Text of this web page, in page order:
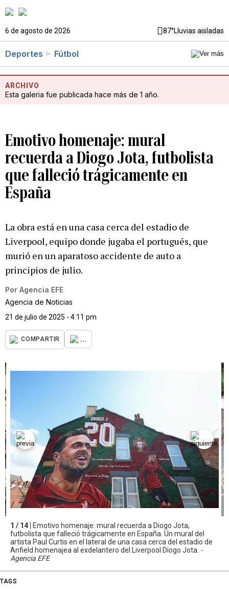
6 de agosto de 2026 87°Lluvias aisladas
Deportes Fútbol
ARCHIVO
Esta galeria fue publicada hace más de 1 año.
Emotivo homenaje: mural
recuerda a Diogo Jota, futbolista
que falleció trágicamente en
España
La obra está en una casa cerca del estadio de
Liverpool, equipo donde jugaba el portugués, que
murió en un aparatoso accidente de auto a
principios de julio.
Por Agencia EFE
Agencia de Noticias
21 de julio de 2025 - 4:11 pm
COMPARTIR ...
1 / 14 |
Emotivo homenaje: mural recuerda a Diogo Jota,
futbolista que falleció trágicamente en España. Un mural del
artista Paul Curtis en el lateral de una casa cerca del estadio de
Anfield homenajea al exdelantero del Liverpool Diogo Jota. -
Agencia EFE
TAGS